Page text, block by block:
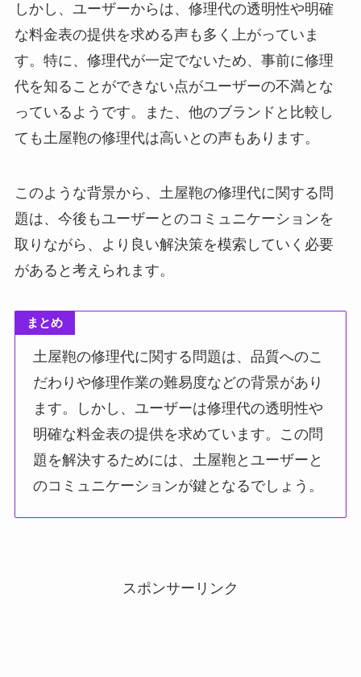
しかし、ユーザーからは、修理代の透明性や明確
な料金表の提供を求める声も多く上がっていま
す。特に、修理代が一定でないため、事前に修理
代を知ることができない点がユーザーの不満とな
っているようです。また、他のブランドと比較し
ても土屋鞄の修理代は高いとの声もあります。
このような背景から、土屋鞄の修理代に関する問
題は、今後もユーザーとのコミュニケーションを
取りながら、より良い解決策を模索していく必要
があると考えられます。
まとめ
土屋鞄の修理代に関する問題は、品質へのこ
だわりや修理作業の難易度などの背景があり
ます。しかし、ユーザーは修理代の透明性や
明確な料金表の提供を求めています。この問
題を解決するためには、土屋鞄とユーザーと
のコミュニケーションが鍵となるでしょう。
スポンサーリンク